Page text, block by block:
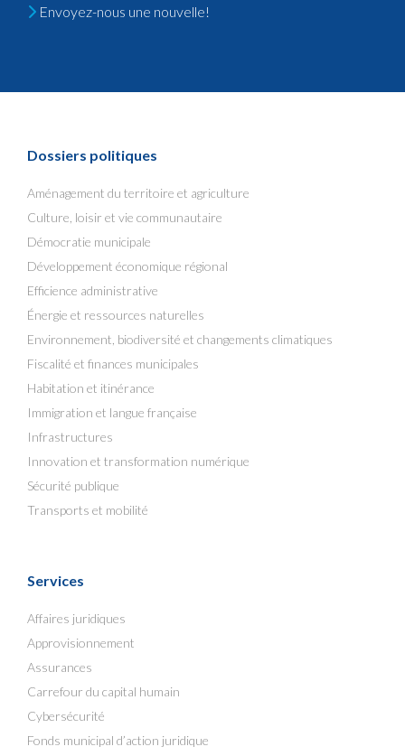
Envoyez-nous une nouvelle!
Dossiers politiques
Aménagement du territoire et agriculture
Culture, loisir et vie communautaire
Démocratie municipale
Développement économique régional
Efficience administrative
Énergie et ressources naturelles
Environnement, biodiversité et changements climatiques
Fiscalité et finances municipales
Habitation et itinérance
Immigration et langue française
Infrastructures
Innovation et transformation numérique
Sécurité publique
Transports et mobilité
Services
Affaires juridiques
Approvisionnement
Assurances
Carrefour du capital humain
Cybersécurité
Fonds municipal d’action juridique